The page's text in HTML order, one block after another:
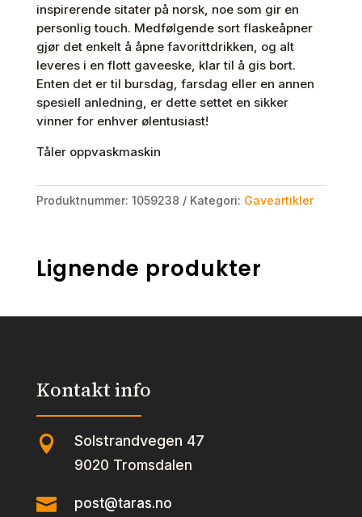
være
sinnsykt
deilig"
inspirerende sitater på norsk, noe som gir en
personlig touch. Medfølgende sort flaskeåpner
gjør det enkelt å åpne favorittdrikken, og alt
leveres i en flott gaveeske, klar til å gis bort.
Enten det er til bursdag, farsdag eller en annen
spesiell anledning, er dette settet en sikker
vinner for enhver ølentusiast!
Tåler oppvaskmaskin
Produktnummer: 1059238 Kategori: Gaveartikler
Lignende produkter
Kontakt info
 Solstrandvegen 47
9020 Tromsdalen
 post@taras.no